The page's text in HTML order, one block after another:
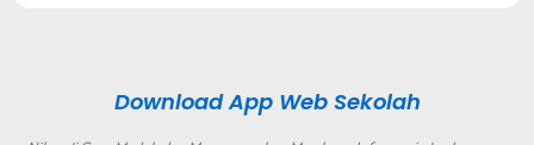
Download App Web Sekolah